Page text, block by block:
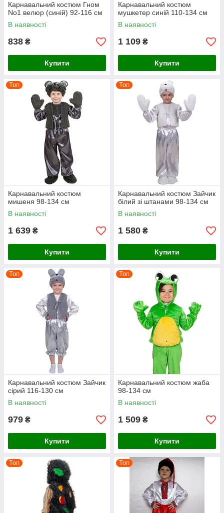
Карнавальний костюм Гном
No1 велюр (синій) 92-116 см
В наявності
838 ₴
Купити
Карнавальний костюм
мушкетер синій 110-134 см
В наявності
1 109 ₴
Купити
Топ
Карнавальний костюм
мишеня 98-134 см
В наявності
1 639 ₴
Купити
Топ
Карнавальний костюм Зайчик
білий зі штанами 98-134 см
В наявності
1 580 ₴
Купити
Топ
Карнавальний костюм Зайчик
сірий 116-130 см
В наявності
979 ₴
Купити
Топ
Карнавальний костюм жаба
98-134 см
В наявності
1 509 ₴
Купити
Топ Топ